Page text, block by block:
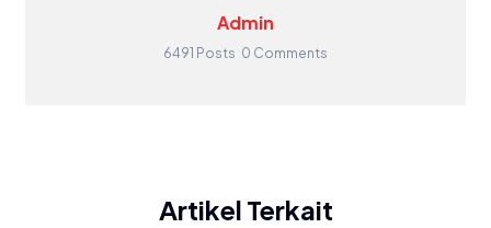
Admin
6491 Posts 0 Comments
Artikel Terkait